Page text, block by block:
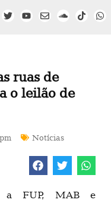
ruas de
o leilão de
Notícias
a FUP, MAB e